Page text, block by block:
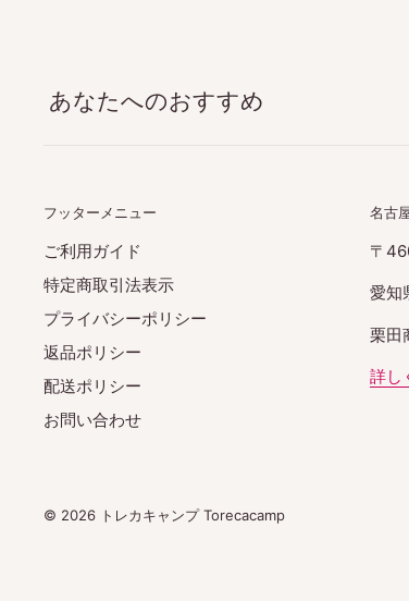
あなたへのおすすめ
フッターメニュー
ご利用ガイド
特定商取引法表示
プライバシーポリシー
返品ポリシー
配送ポリシー
お問い合わせ
名古
〒
愛知
栗田
詳し
© 2026 トレカキャンプ Torecacamp